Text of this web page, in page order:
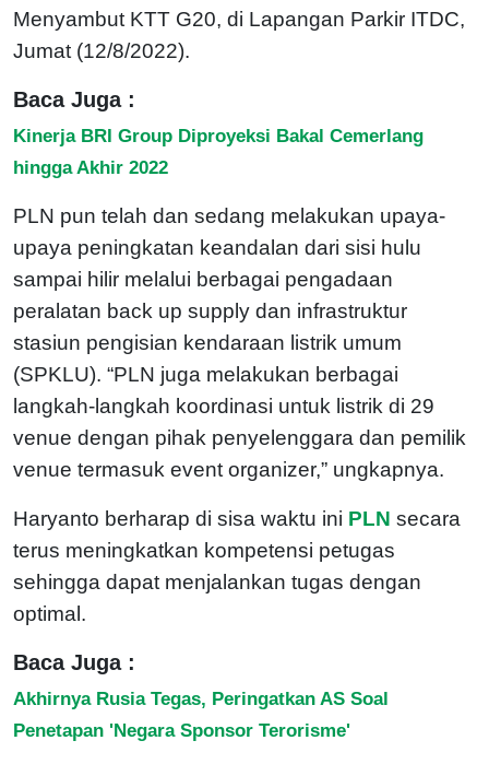
Menyambut KTT G20, di Lapangan Parkir ITDC,
Jumat (12/8/2022).
Baca Juga :
Kinerja BRI Group Diproyeksi Bakal Cemerlang
hingga Akhir 2022
PLN pun telah dan sedang melakukan upaya-
upaya peningkatan keandalan dari sisi hulu
sampai hilir melalui berbagai pengadaan
peralatan back up supply dan infrastruktur
stasiun pengisian kendaraan listrik umum
(SPKLU). “PLN juga melakukan berbagai
langkah-langkah koordinasi untuk listrik di 29
venue dengan pihak penyelenggara dan pemilik
venue termasuk event organizer,” ungkapnya.
Haryanto berharap di sisa waktu ini PLN secara
terus meningkatkan kompetensi petugas
sehingga dapat menjalankan tugas dengan
optimal.
Baca Juga :
Akhirnya Rusia Tegas, Peringatkan AS Soal
Penetapan 'Negara Sponsor Terorisme'